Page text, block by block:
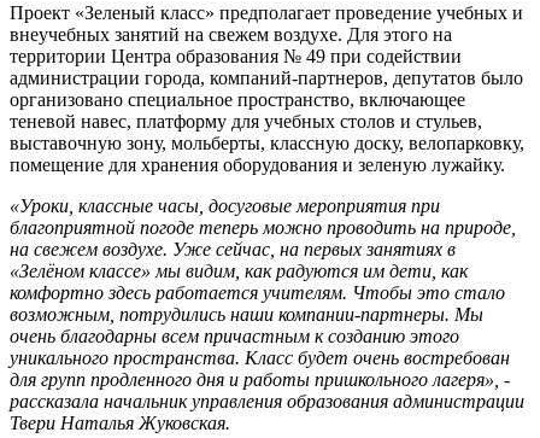
Проект «Зеленый класс» предполагает проведение учебных и
внеучебных занятий на свежем воздухе. Для этого на
территории Центра образования № 49 при содействии
администрации города, компаний-партнеров, депутатов было
организовано специальное пространство, включающее
теневой навес, платформу для учебных столов и стульев,
выставочную зону, мольберты, классную доску, велопарковку,
помещение для хранения оборудования и зеленую лужайку.
«Уроки, классные часы, досуговые мероприятия при
благоприятной погоде теперь можно проводить на природе,
на свежем воздухе. Уже сейчас, на первых занятиях в
«Зелёном классе» мы видим, как радуются им дети, как
комфортно здесь работается учителям. Чтобы это стало
возможным, потрудились наши компании-партнеры. Мы
очень благодарны всем причастным к созданию этого
уникального пространства. Класс будет очень востребован
для групп продленного дня и работы пришкольного лагеря», -
рассказала начальник управления образования администрации
Твери Наталья Жуковская.